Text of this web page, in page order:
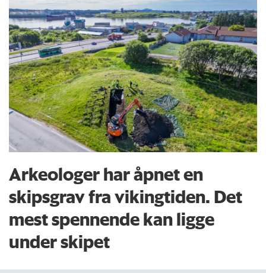
Arkeologer har åpnet en
skipsgrav fra vikingtiden. Det
mest spennende kan ligge
under skipet